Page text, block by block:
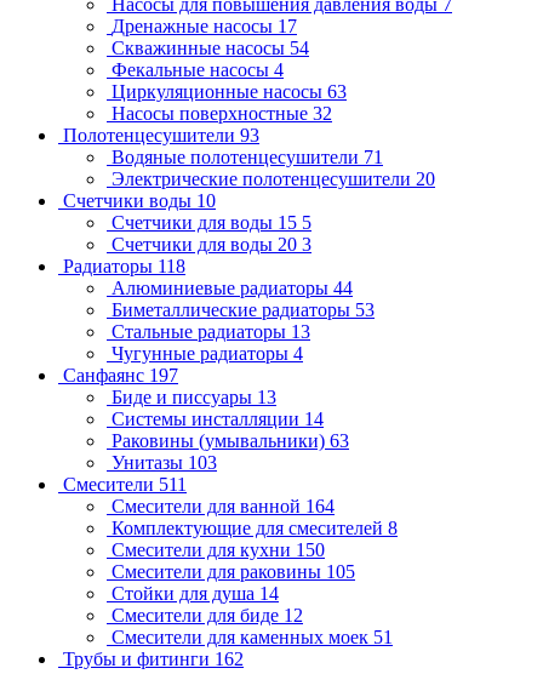
Насосы для повышения давления воды 7
Дренажные насосы 17
Скважинные насосы 54
Фекальные насосы 4
Циркуляционные насосы 63
Насосы поверхностные 32
Полотенцесушители 93
Водяные полотенцесушители 71
Электрические полотенцесушители 20
Счетчики воды 10
Счетчики для воды 15 5
Счетчики для воды 20 3
Радиаторы 118
Алюминиевые радиаторы 44
Биметаллические радиаторы 53
Стальные радиаторы 13
Чугунные радиаторы 4
Санфаянс 197
Биде и писсуары 13
Системы инсталляции 14
Раковины (умывальники) 63
Унитазы 103
Смесители 511
Смесители для ванной 164
Комплектующие для смесителей 8
Смесители для кухни 150
Смесители для раковины 105
Стойки для душа 14
Смесители для биде 12
Смесители для каменных моек 51
Трубы и фитинги 162